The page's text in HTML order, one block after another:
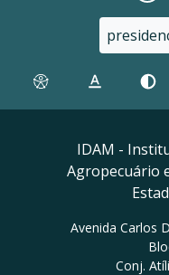
IDAM -
Agropecuário
Avenida Carlos
Conj.